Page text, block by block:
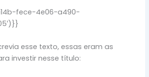
fece-4e06-a490-
esse texto, essas eram as
investir nesse título: